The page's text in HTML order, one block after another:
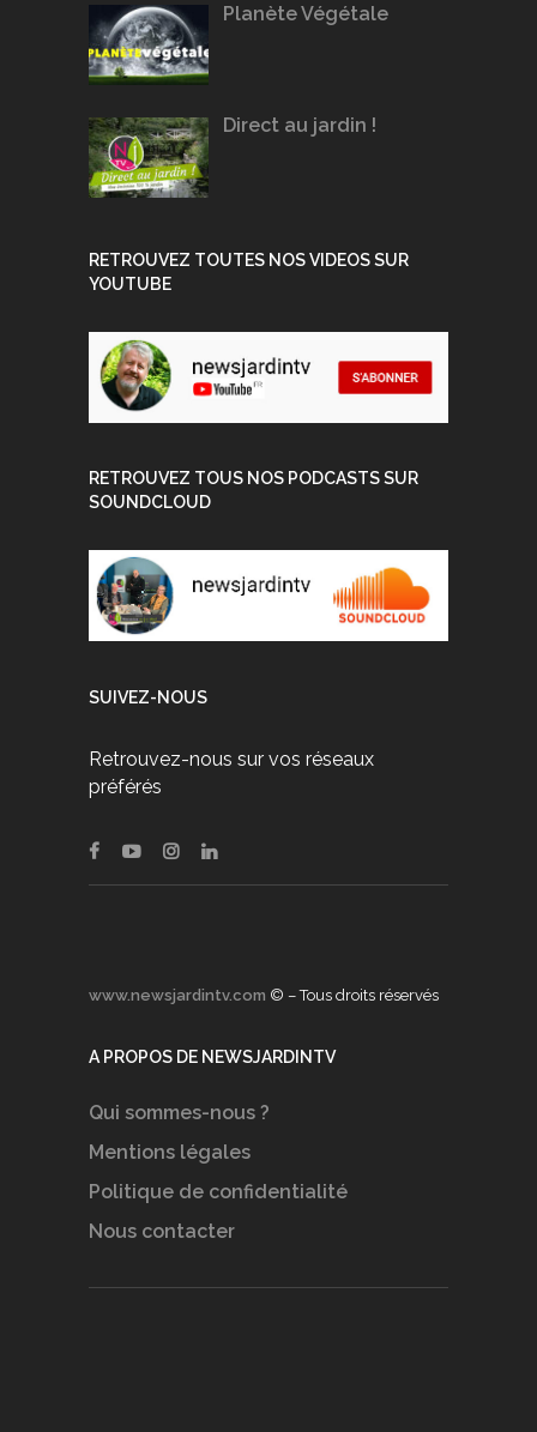
Planète Végétale
Direct au jardin !
RETROUVEZ TOUTES NOS VIDEOS SUR
YOUTUBE
RETROUVEZ TOUS NOS PODCASTS SUR
SOUNDCLOUD
SUIVEZ-NOUS
Retrouvez-nous sur vos réseaux
préférés
www.newsjardintv.com © – Tous droits réservés
A PROPOS DE NEWSJARDINTV
Qui sommes-nous ?
Mentions légales
Politique de confidentialité
Nous contacter